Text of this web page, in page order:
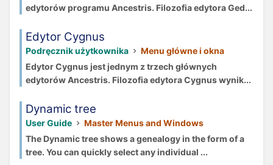
edytorów programu Ancestris. Filozofia edytora Ged...
Edytor Cygnus
Podręcznik użytkownika
Menu główne i okna
Edytor Cygnus jest jednym z trzech głównych
edytorów Ancestris. Filozofia edytora Cygnus wynik...
Dynamic tree
User Guide
Master Menus and Windows
The Dynamic tree shows a genealogy in the form of a
tree. You can quickly select any individual ...